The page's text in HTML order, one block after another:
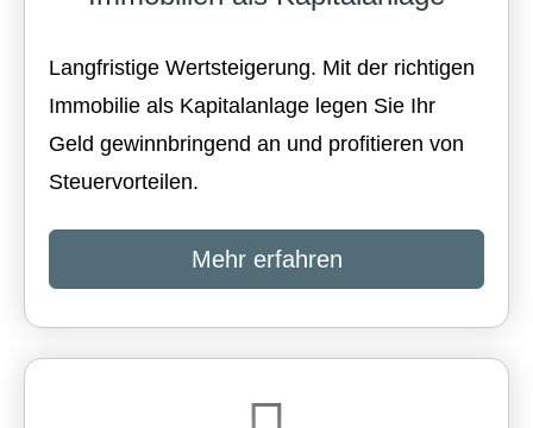
Langfristige Wertsteigerung. Mit der richtigen
Immobilie als Kapitalanlage legen Sie Ihr
Geld gewinnbringend an und profitieren von
Steuervorteilen.
Mehr erfahren